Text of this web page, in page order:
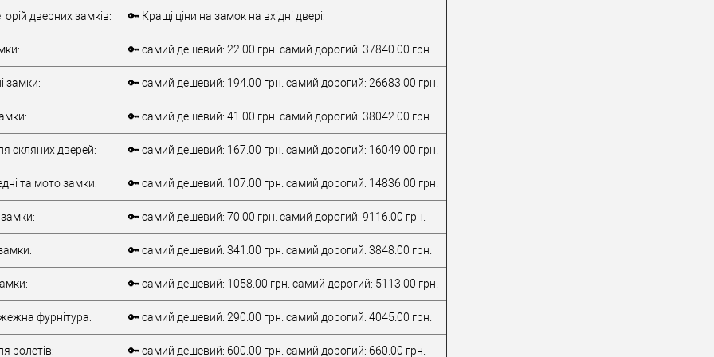
Врізний замок
Тип товару
Врізний замок
дверей
/для алюмінієвих
Країна виробник
дверних замків: 🔑 Кращі ціни на замок на вхідні двері:
🔑 самий дешевий: 22.00 грн. самий дорогий: 37840.00 грн.
замки: 🔑 самий дешевий: 194.00 грн. самий дорогий: 26683.00 грн.
🔑 самий дешевий: 41.00 грн. самий дорогий: 38042.00 грн.
скляних дверей: 🔑 самий дешевий: 167.00 грн. самий дорогий: 16049.00 грн.
та мото замки: 🔑 самий дешевий: 107.00 грн. самий дорогий: 14836.00 грн.
🔑 самий дешевий: 70.00 грн. самий дорогий: 9116.00 грн.
🔑 самий дешевий: 341.00 грн. самий дорогий: 3848.00 грн.
🔑 самий дешевий: 1058.00 грн. самий дорогий: 5113.00 грн.
фурнітура: 🔑 самий дешевий: 290.00 грн. самий дорогий: 4045.00 грн.
ролетів: 🔑 самий дешевий: 600.00 грн. самий дорогий: 660.00 грн.